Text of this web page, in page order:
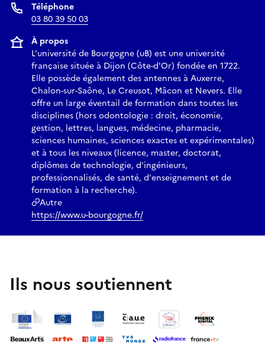
Téléphone
03 80 39 50 03
À propos
L'université de Bourgogne (uB) est une université
française située à Dijon (Côte-d'Or) fondée en 1722.
Elle possède également des antennes à Auxerre,
Chalon-sur-Saône, Le Creusot, Mâcon et Nevers. Elle
offre un large éventail de formation dans toutes les
disciplines (hors odontologie : droit, économie,
gestion, lettres, langues, médecine, pharmacie,
sciences humaines, sciences exactes et expérimentales)
et à tous les niveaux (licence, master, doctorat,
diplômes de technologie, d'ingénieurs,
professionnalisés, de santé, d'enseignement et de
formation à la recherche).
Autre
https://www.u-bourgogne.fr/
Ils nous soutiennent